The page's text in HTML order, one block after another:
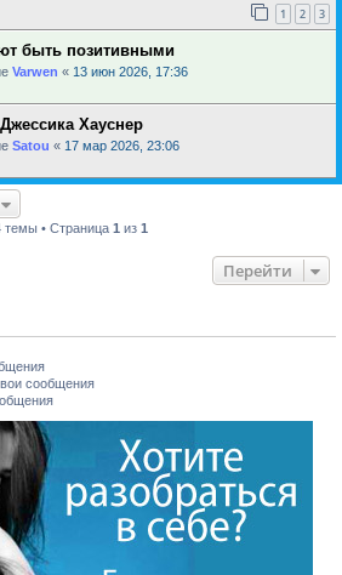
1 2 3
быть позитивными
Varwen « 13 июн 2026, 17:36
Хауснер
Satou « 17 мар 2026, 23:06
темы • Страница 1 из 1
Перейти
сообщения